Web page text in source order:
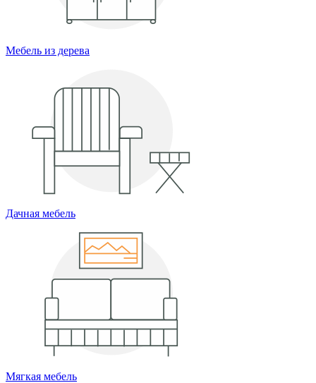
Мебель из дерева
Дачная мебель
Мягкая мебель